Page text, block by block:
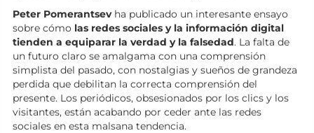
Peter Pomerantsevha publicado un interesante ensayo
sobre cómo las redes sociales y la información digital
tienden a equiparar la verdad y la falsedad. La falta de
un futuro claro se amalgama con una comprensión
simplista del pasado, con nostalgias y sueños de grandeza
perdida que debilitan la correcta comprensión del
presente. Los periódicos, obsesionados por los clics y los
visitantes, están acabando por ceder ante las redes
sociales en esta malsana tendencia.